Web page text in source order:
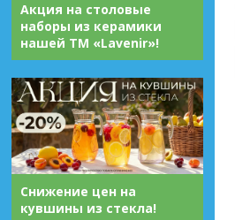
Акция на столовые
наборы из керамики
нашей ТМ «Lavenir»!
Снижение цен на
кувшины из стекла!